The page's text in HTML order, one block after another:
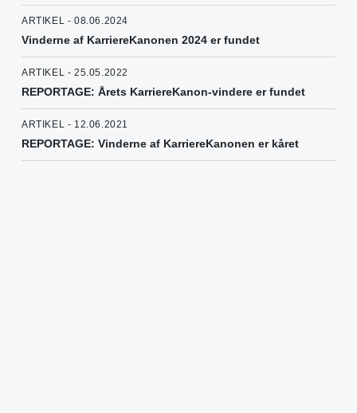
ARTIKEL - 08.06.2024
Vinderne af KarriereKanonen 2024 er fundet
ARTIKEL - 25.05.2022
REPORTAGE: Årets KarriereKanon-vindere er fundet
ARTIKEL - 12.06.2021
REPORTAGE: Vinderne af KarriereKanonen er kåret